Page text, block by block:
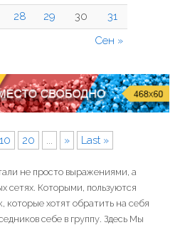
Сен »
28 29 30 31
10 20 ... » Last »
не просто выражениями, а
сетях. Которыми, пользуются
которые хотят обратить на себя
себе в группу. Здесь Мы